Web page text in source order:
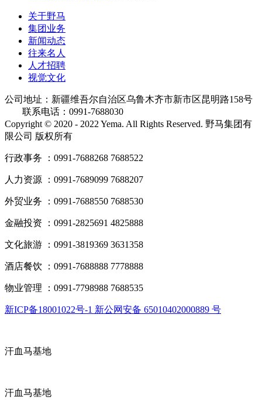
关于野马
集团业务
新闻动态
往来名人
人才招聘
视觉文化
公司地址：新疆维吾尔自治区乌鲁木齐市新市区昆明路158号
联系电话：0991-7688030
Copyright © 2020 - 2022 Yema. All Rights Reserved. 野马集团有
限公司 版权所有
行政事务 ：0991-7688268 7688522
人力资源 ：0991-7689099 7688207
外贸业务 ：0991-7688550 7688530
金融投资 ：0991-2825691 4825888
文化旅游 ：0991-3819369 3631358
酒店餐饮 ：0991-7688888 7778888
物业管理 ：0991-7798988 7688535
新ICP备18001022号-1 新公网安备 65010402000889 号
汗血马基地
汗血马基地